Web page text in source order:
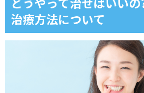
治療方法について